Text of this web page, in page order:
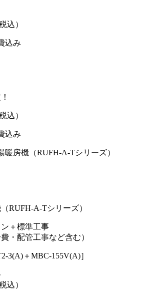
込）
込み
込）
込み
（RUFH-A-Tシリーズ）
＋標準工事
・配管工事など含む）
3(A)＋MBC-155V(A)］
込）